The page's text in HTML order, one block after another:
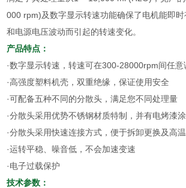
000 rpm)及数字显示转速功能确保了电机能即
和电源电压波动而引起的转速变化。
产品特点：
·数字显示转速，转速可在300-28000rpm间任意
·高强度塑料机壳，双重绝缘，保证使用安全
·可配备五种不同的分散头，满足您不同处理量
·分散头采用优势不锈钢材质特制，并有电烤漆
·分散头采用快速连接方式，便于拆卸更换及高
·运转平稳、噪音低，不会加速变速
·电子过载保护
技术参数：